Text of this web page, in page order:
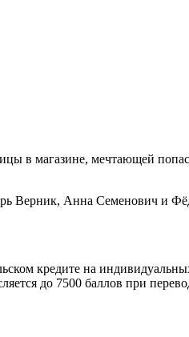
в магазине, мечтающей
Верник, Анна Семенович и
кредите на
до 7500 баллов при